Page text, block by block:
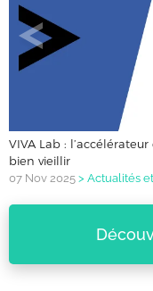
VIVA Lab :
bien vieillir
07 Nov 2025 > Actualités